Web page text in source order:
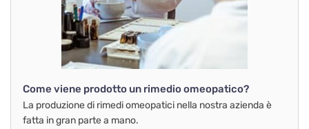
Come viene prodotto un rimedio omeopatico?
La produzione di rimedi omeopatici nella nostra azienda è
fatta in gran parte a mano.